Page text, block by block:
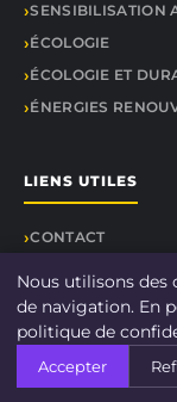
SENSIBILISATION
ÉCOLOGIE
ÉCOLOGIE ET
ÉNERGIES
LIENS UTILES
CONTACT
© 2026
À propos
Nous utilisons des
de navigation. En
politique de
Accepter